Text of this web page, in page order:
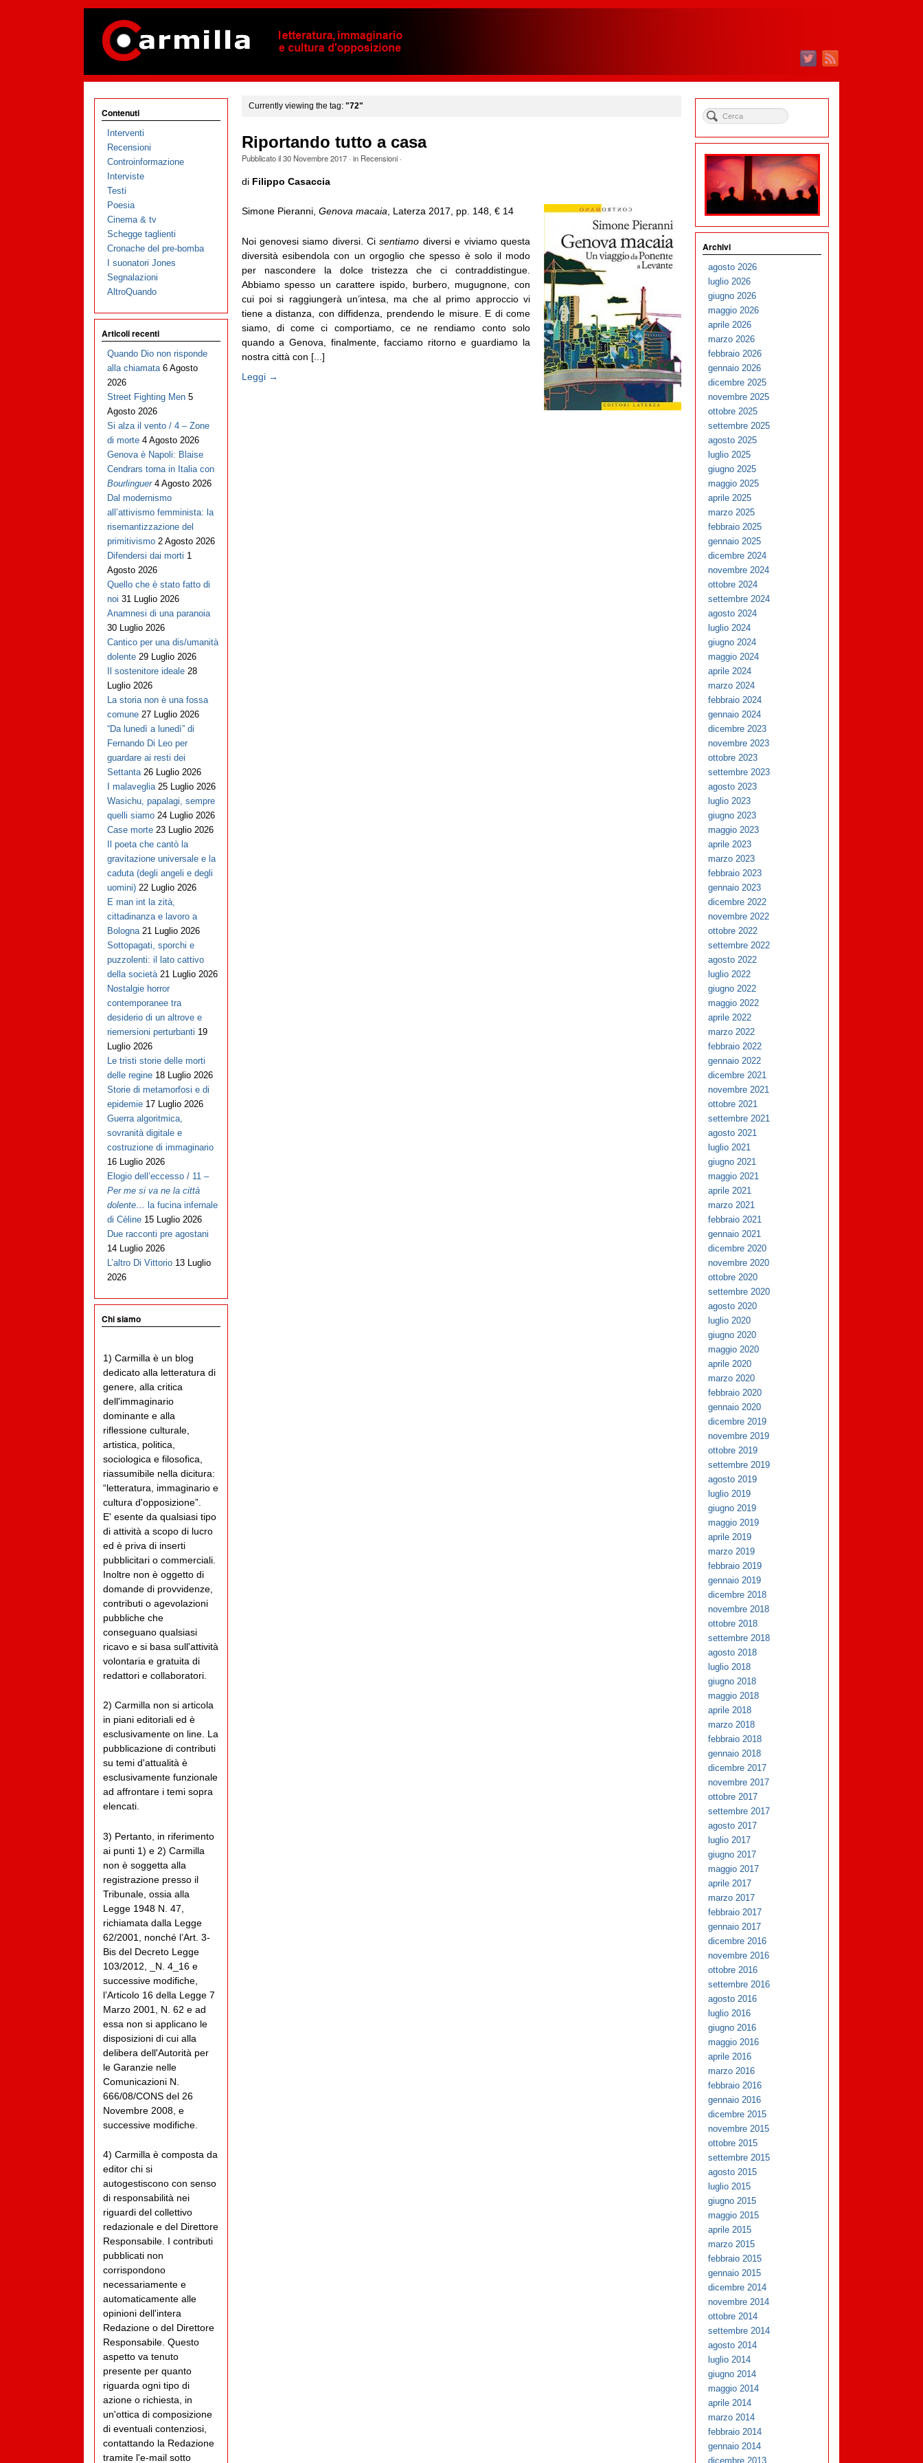
Currently viewing the tag: "72"
Riportando tutto a casa
Pubblicato il30 Novembre 2017· in Recensioni·
di Filippo Casaccia
Simone Pieranni, Genova macaia , Laterza 2017, pp. 148, € 14
Noi genovesi siamo diversi. Cisentiamo diversi e viviamo questa
diversità esibendola con un orgoglio che spesso è solo il modo
per nascondere la dolce tristezza che ci contraddistingue.
Abbiamo spesso un carattere ispido, burbero, mugugnone, con
cui poi si raggiungerà un’intesa, ma che al primo approccio vi
tiene a distanza, con diffidenza, prendendo le misure. E di come
siamo, di come ci comportiamo, ce ne rendiamo conto solo
quando a Genova, finalmente, facciamo ritorno e guardiamo la
nostra città con [...]
Leggi →
Contenuti
Interventi
Recensioni
Controinformazione
Interviste
Testi
Poesia
Cinema & tv
Schegge taglienti
Cronache del pre-bomba
I suonatori Jones
Segnalazioni
AltroQuando
Articoli recenti
Quando Dio non risponde
alla chiamata 6 Agosto
2026
Street Fighting Men 5
Agosto 2026
Si alza il vento / 4 – Zone
di morte 4 Agosto 2026
Genova è Napoli: Blaise
Cendrars torna in Italia con
Bourlinguer 4 Agosto 2026
Dal modernismo
all’attivismo femminista: la
risemantizzazione del
primitivismo 2 Agosto 2026
Difendersi dai morti 1
Agosto 2026
Quello che è stato fatto di
noi 31 Luglio 2026
Anamnesi di una paranoia
30 Luglio 2026
Cantico per una dis/umanità
dolente 29 Luglio 2026
Il sostenitore ideale 28
Luglio 2026
La storia non è una fossa
comune 27 Luglio 2026
“Da lunedì a lunedì” di
Fernando Di Leo per
guardare ai resti dei
Settanta 26 Luglio 2026
I malaveglia 25 Luglio 2026
Wasichu, papalagi, sempre
quelli siamo 24 Luglio 2026
Case morte 23 Luglio 2026
Il poeta che cantò la
gravitazione universale e la
caduta (degli angeli e degli
uomini) 22 Luglio 2026
E man int la zità,
cittadinanza e lavoro a
Bologna 21 Luglio 2026
Sottopagati, sporchi e
puzzolenti: il lato cattivo
della società 21 Luglio 2026
Nostalgie horror
contemporanee tra
desiderio di un altrove e
riemersioni perturbanti 19
Luglio 2026
Le tristi storie delle morti
delle regine 18 Luglio 2026
Storie di metamorfosi e di
epidemie 17 Luglio 2026
Guerra algoritmica,
sovranità digitale e
costruzione di immaginario
16 Luglio 2026
Elogio dell’eccesso / 11 –
Per me si va ne la città
dolente… la fucina infernale
di Cèline 15 Luglio 2026
Due racconti pre agostani
14 Luglio 2026
L’altro Di Vittorio 13 Luglio
2026
Chi siamo
1) Carmilla è un blog
dedicato alla letteratura di
genere, alla critica
dell'immaginario
dominante e alla
riflessione culturale,
artistica, politica,
sociologica e filosofica,
riassumibile nella dicitura:
“letteratura, immaginario e
cultura d'opposizione”.
E' esente da qualsiasi tipo
di attività a scopo di lucro
ed è priva di inserti
pubblicitari o commerciali.
Inoltre non è oggetto di
domande di provvidenze,
contributi o agevolazioni
pubbliche che
conseguano qualsiasi
ricavo e si basa sull'attività
volontaria e gratuita di
redattori e collaboratori.
2) Carmilla non si articola
in piani editoriali ed è
esclusivamente on line. La
pubblicazione di contributi
su temi d'attualità è
esclusivamente funzionale
ad affrontare i temi sopra
elencati.
3) Pertanto, in riferimento
ai punti 1) e 2) Carmilla
non è soggetta alla
registrazione presso il
Tribunale, ossia alla
Legge 1948 N. 47,
richiamata dalla Legge
62/2001, nonché l’Art. 3-
Bis del Decreto Legge
103/2012, _N. 4_16 e
successive modifiche,
l’Articolo 16 della Legge 7
Marzo 2001, N. 62 e ad
essa non si applicano le
disposizioni di cui alla
delibera dell'Autorità per
le Garanzie nelle
Comunicazioni N.
666/08/CONS del 26
Novembre 2008, e
successive modifiche.
4) Carmilla è composta da
editor chi si
autogestiscono con senso
di responsabilità nei
riguardi del collettivo
redazionale e del Direttore
Responsabile. I contributi
pubblicati non
corrispondono
necessariamente e
automaticamente alle
opinioni dell'intera
Redazione o del Direttore
Responsabile. Questo
aspetto va tenuto
presente per quanto
riguarda ogni tipo di
azione o richiesta, in
un'ottica di composizione
di eventuali contenziosi,
contattando la Redazione
tramite l'e-mail sotto
Archivi
agosto 2026
luglio 2026
giugno 2026
maggio 2026
aprile 2026
marzo 2026
febbraio 2026
gennaio 2026
dicembre 2025
novembre 2025
ottobre 2025
settembre 2025
agosto 2025
luglio 2025
giugno 2025
maggio 2025
aprile 2025
marzo 2025
febbraio 2025
gennaio 2025
dicembre 2024
novembre 2024
ottobre 2024
settembre 2024
agosto 2024
luglio 2024
giugno 2024
maggio 2024
aprile 2024
marzo 2024
febbraio 2024
gennaio 2024
dicembre 2023
novembre 2023
ottobre 2023
settembre 2023
agosto 2023
luglio 2023
giugno 2023
maggio 2023
aprile 2023
marzo 2023
febbraio 2023
gennaio 2023
dicembre 2022
novembre 2022
ottobre 2022
settembre 2022
agosto 2022
luglio 2022
giugno 2022
maggio 2022
aprile 2022
marzo 2022
febbraio 2022
gennaio 2022
dicembre 2021
novembre 2021
ottobre 2021
settembre 2021
agosto 2021
luglio 2021
giugno 2021
maggio 2021
aprile 2021
marzo 2021
febbraio 2021
gennaio 2021
dicembre 2020
novembre 2020
ottobre 2020
settembre 2020
agosto 2020
luglio 2020
giugno 2020
maggio 2020
aprile 2020
marzo 2020
febbraio 2020
gennaio 2020
dicembre 2019
novembre 2019
ottobre 2019
settembre 2019
agosto 2019
luglio 2019
giugno 2019
maggio 2019
aprile 2019
marzo 2019
febbraio 2019
gennaio 2019
dicembre 2018
novembre 2018
ottobre 2018
settembre 2018
agosto 2018
luglio 2018
giugno 2018
maggio 2018
aprile 2018
marzo 2018
febbraio 2018
gennaio 2018
dicembre 2017
novembre 2017
ottobre 2017
settembre 2017
agosto 2017
luglio 2017
giugno 2017
maggio 2017
aprile 2017
marzo 2017
febbraio 2017
gennaio 2017
dicembre 2016
novembre 2016
ottobre 2016
settembre 2016
agosto 2016
luglio 2016
giugno 2016
maggio 2016
aprile 2016
marzo 2016
febbraio 2016
gennaio 2016
dicembre 2015
novembre 2015
ottobre 2015
settembre 2015
agosto 2015
luglio 2015
giugno 2015
maggio 2015
aprile 2015
marzo 2015
febbraio 2015
gennaio 2015
dicembre 2014
novembre 2014
ottobre 2014
settembre 2014
agosto 2014
luglio 2014
giugno 2014
maggio 2014
aprile 2014
marzo 2014
febbraio 2014
gennaio 2014
dicembre 2013